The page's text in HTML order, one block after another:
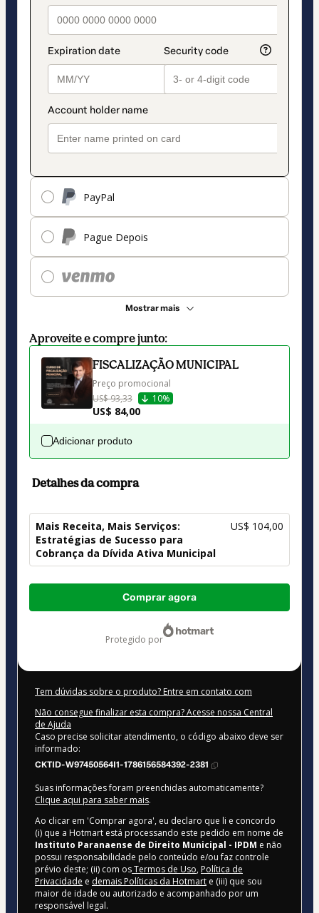
PayPal
Pague Depois
Mostrar mais
Aproveite e compre junto:
FISCALIZAÇÃO MUNICIPAL
Preço promocional
US$ 93,33
10%
US$ 84,00
Adicionar produto
Detalhes da compra
Mais Receita, Mais Serviços:
Estratégias de Sucesso para
Cobrança da Dívida Ativa Municipal
US$ 104,00
Total
Comprar agora
protegido por
Tem dúvidas sobre o produto? Entre em contato com
Não consegue finalizar esta compra? Acesse nossa Central
de Ajuda
Caso precise solicitar atendimento, o código abaixo deve ser
informado:
CKTID-W97450564I1-1786156584392-2381
Suas informações foram preenchidas automaticamente?
Clique aqui para saber mais.
Ao clicar em 'Comprar agora', eu declaro que li e concordo
(i) que a Hotmart está processando este pedido em nome de
Instituto Paranaense de Direito Municipal - IPDM e não
possui responsabilidade pelo conteúdo e/ou faz controle
prévio deste; (ii) com osTermos de Uso, Política de
Privacidade e demais Políticas da Hotmart e (iii) que sou
maior de idade ou autorizado e acompanhado por um
responsável legal.